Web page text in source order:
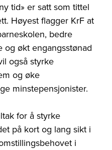
tid» er satt som tittel
Høyest flagger KrF at
bedre
og økt engangsstønad
også styrke
og øke
minstepensjonister.
for å styrke
på kort og lang sikt i
i